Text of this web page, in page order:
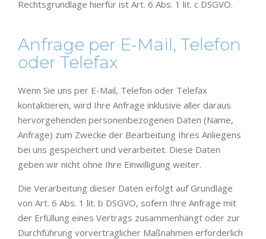
Rechtsgrundlage hierfür ist Art. 6 Abs. 1 lit. c DSGVO.
Anfrage per E-Mail, Telefon
oder Telefax
Wenn Sie uns per E-Mail, Telefon oder Telefax
kontaktieren, wird Ihre Anfrage inklusive aller daraus
hervorgehenden personenbezogenen Daten (Name,
Anfrage) zum Zwecke der Bearbeitung Ihres Anliegens
bei uns gespeichert und verarbeitet. Diese Daten
geben wir nicht ohne Ihre Einwilligung weiter.
Die Verarbeitung dieser Daten erfolgt auf Grundlage
von Art. 6 Abs. 1 lit. b DSGVO, sofern Ihre Anfrage mit
der Erfüllung eines Vertrags zusammenhängt oder zur
Durchführung vorvertraglicher Maßnahmen erforderlich